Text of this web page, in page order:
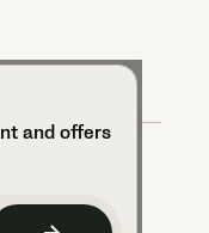
and offers